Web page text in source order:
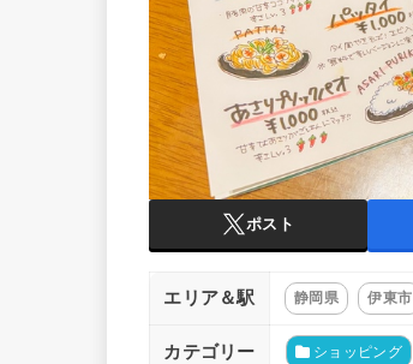
ポスト
エリア＆駅 静岡県 伊東市
カテゴリー ショッピング